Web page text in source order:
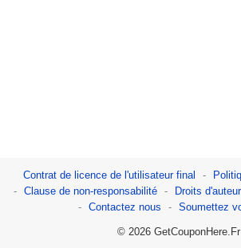
Contrat de licence de l'utilisateur final
Clause de non-responsabilité
Droits d'auteur
Contactez nous
Soumettez
© 2026 GetCouponHere.Fr